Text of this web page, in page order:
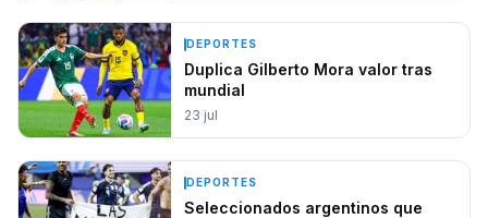
DEPORTES
Duplica Gilberto Mora valor tras
mundial
23 jul
DEPORTES
Seleccionados argentinos que